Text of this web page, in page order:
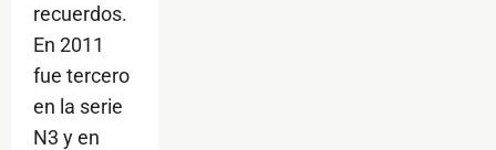
recuerdos.
En 2011
fue tercero
en la serie
N3 y en